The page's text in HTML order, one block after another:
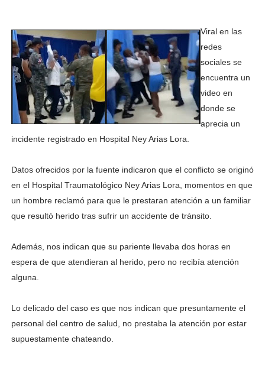
Viral en las
redes
sociales se
encuentra un
video en
donde se
aprecia un
incidente registrado en Hospital Ney Arias Lora.
Datos ofrecidos por la fuente indicaron que el conflicto se originó
en el Hospital Traumatológico Ney Arias Lora, momentos en que
un hombre reclamó para que le prestaran atención a un familiar
que resultó herido tras sufrir un accidente de tránsito.
Además, nos indican que su pariente llevaba dos horas en
espera de que atendieran al herido, pero no recibía atención
alguna.
Lo delicado del caso es que nos indican que presuntamente el
personal del centro de salud, no prestaba la atención por estar
supuestamente chateando.